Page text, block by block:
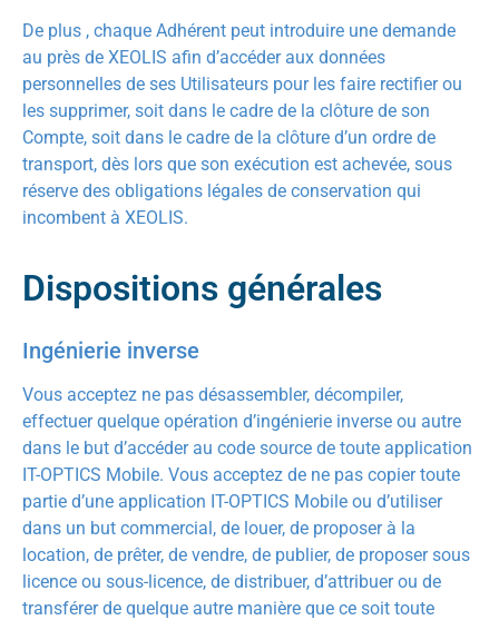
De plus , chaque Adhérent peut introduire une demande
au près de XEOLIS afin d’accéder aux données
personnelles de ses Utilisateurs pour les faire rectifier ou
les supprimer, soit dans le cadre de la clôture de son
Compte, soit dans le cadre de la clôture d’un ordre de
transport, dès lors que son exécution est achevée, sous
réserve des obligations légales de conservation qui
incombent à XEOLIS.
Dispositions générales
Ingénierie inverse
Vous acceptez ne pas désassembler, décompiler,
effectuer quelque opération d’ingénierie inverse ou autre
dans le but d’accéder au code source de toute application
IT-OPTICS Mobile. Vous acceptez de ne pas copier toute
partie d’une application IT-OPTICS Mobile ou d’utiliser
dans un but commercial, de louer, de proposer à la
location, de prêter, de vendre, de publier, de proposer sous
licence ou sous-licence, de distribuer, d’attribuer ou de
transférer de quelque autre manière que ce soit toute